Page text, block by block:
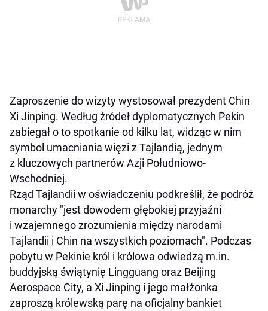
Zaproszenie do wizyty wystosował prezydent Chin
Xi Jinping. Według źródeł dyplomatycznych Pekin
zabiegał o to spotkanie od kilku lat, widząc w nim
symbol umacniania więzi z Tajlandią, jednym
z kluczowych partnerów Azji Południowo-
Wschodniej.
Rząd Tajlandii w oświadczeniu podkreślił, że podróż
monarchy "jest dowodem głębokiej przyjaźni
i wzajemnego zrozumienia między narodami
Tajlandii i Chin na wszystkich poziomach". Podczas
pobytu w Pekinie król i królowa odwiedzą m.in.
buddyjską świątynię Lingguang oraz Beijing
Aerospace City, a Xi Jinping i jego małżonka
zaproszą królewską parę na oficjalny bankiet